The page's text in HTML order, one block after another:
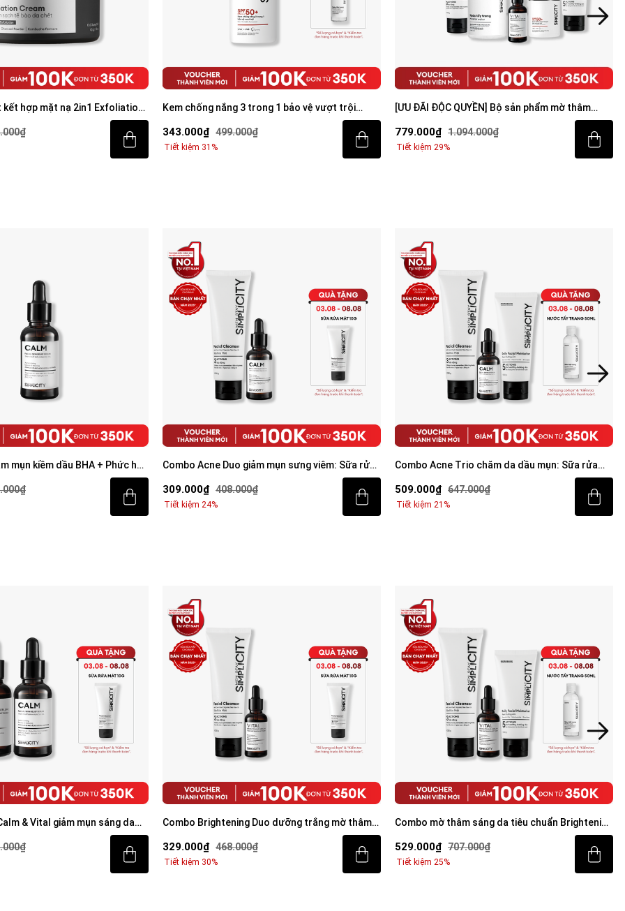
3 trong 1 bảo vệ vượt trội
80ml với SPF 50+ PA++++
[ƯU ĐÃI ĐỘC QUYỀN] Bộ sản phẩm mờ thâm
sáng da toàn diện cho nam
779.000₫ 1.094.000₫
Tiết kiệm 29%
[ƯU ĐÃI ĐỘC QUYỀN] Bộ sản phẩm sạch mụn
sáng da toàn diện cho nam
799.000₫ 1.094.000₫
Tiết kiệm 27%
giảm mụn sưng viêm: Sữa rửa
Calm 30ml
Combo Acne Trio chăm da dầu mụn: Sữa rửa
mặt 100g, Serum Calm 30ml, Kem dưỡng ẩm 80g
509.000₫ 647.000₫
Tiết kiệm 21%
[ƯU ĐÃI ĐỘC QUYỀN] Bộ sản phẩm sạch mụn
sáng da toàn diện cho nam
799.000₫ 1.094.000₫
Tiết kiệm 27%
Duo dưỡng trắng mờ thâm
mặt 100g & Serum Vital 30ml
Combo mờ thâm sáng da tiêu chuẩn Brightening
Trio
529.000₫ 707.000₫
Tiết kiệm 25%
[ƯU ĐÃI ĐỘC QUYỀN] Bộ sản phẩm sạch mụn
sáng da toàn diện cho nam
799.000₫ 1.094.000₫
Tiết kiệm 27%